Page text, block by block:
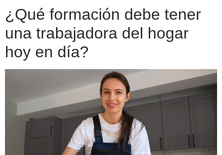
¿Qué formación debe tener
una trabajadora del hogar
hoy en día?